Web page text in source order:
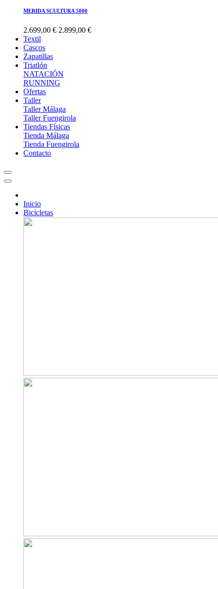
MERIDA SCULTURA 5000
2.699,00 € 2.899,00 €
Textil
Cascos
Zapatillas
Triatlón
NATACIÓN
RUNNING
Ofertas
Taller
Taller Málaga
Taller Fuengirola
Tiendas Físicas
Tienda Málaga
Tienda Fuengirola
Contacto
Inicio
Bicicletas